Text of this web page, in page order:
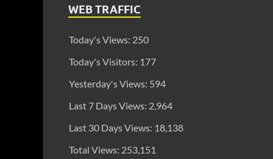
WEB TRAFFIC
Today's Views: 250
Today's Visitors: 177
Yesterday's Views: 594
Last 7 Days Views: 2,964
Last 30 Days Views: 18,138
Total Views: 253,151